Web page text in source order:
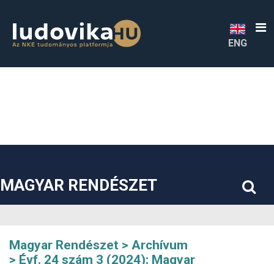
##plugins.themes.bootstrap3.accessible_menu.sidebar##
ENG
MAGYAR RENDÉSZET
Magyar Rendészet
Archívum
Évf. 24 szám 3 (2024): Magyar